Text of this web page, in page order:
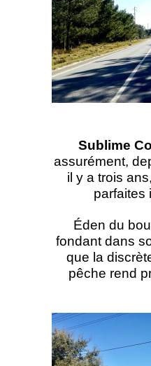
Sublime
assurément,
il y a trois
parfaites
Éden du
fondant dans
que la
pêche rend